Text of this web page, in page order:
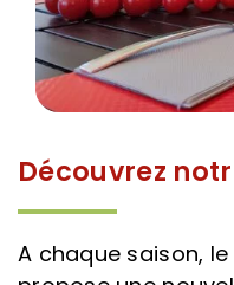
Découvrez
A chaque saison, le